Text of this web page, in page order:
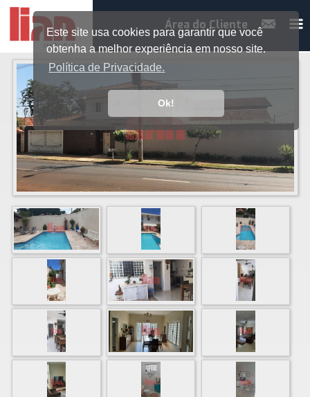
Este site usa cookies para garantir que você
obtenha a melhor experiência em nosso site.
Política de Privacidade.
Ok!
Área do Cliente